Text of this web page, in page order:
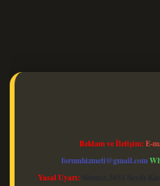
Reklam ve İletişim:E-
forumhizmeti@gmail.com
Yasal Uyarı: